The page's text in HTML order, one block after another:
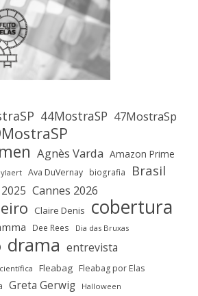
44MostraSP 47MostraSp
Agnès Varda Amazon Prime
Ava DuVernay biografia Brasil
Cannes 2026
Claire Denis cobertura
Dee Rees Dia das Bruxas
drama entrevista
Fleabag Fleabag por Elas
Greta Gerwig Halloween